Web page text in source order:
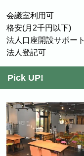
会議室利用可
格安(月2千円以下)
法人口座開設サポート
法人登記可
Pick UP!